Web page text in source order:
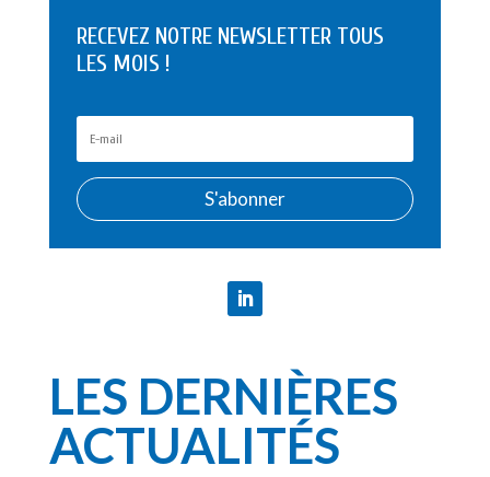
RECEVEZ NOTRE NEWSLETTER TOUS
LES MOIS !
S'abonner
LES DERNIÈRES
ACTUALITÉS